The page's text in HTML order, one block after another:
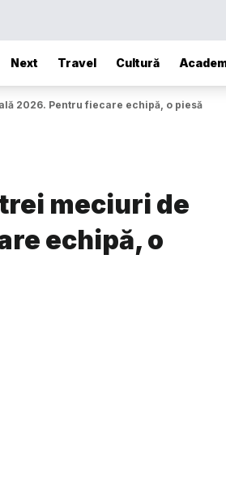
Next Travel Cultură
2026. Pentru fiecare echipă, o piesă
meciuri de
echipă, o